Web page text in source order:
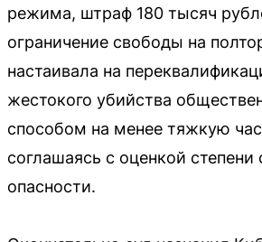
режима, штраф 180 тысяч
ограничение свободы на
настаивала на
жестокого убийства
способом на менее тяжкую
соглашаясь с оценкой
опасности.